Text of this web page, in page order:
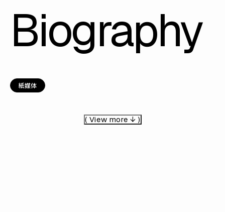
Biography
紙媒体
( View more ↓ )